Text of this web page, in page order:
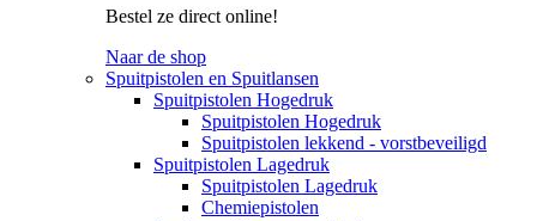
Bestel ze direct online!
Naar de shop
Spuitpistolen en Spuitlansen
Spuitpistolen Hogedruk
Spuitpistolen Hogedruk
Spuitpistolen lekkend - vorstbeveiligd
Spuitpistolen Lagedruk
Spuitpistolen Lagedruk
Chemiepistolen